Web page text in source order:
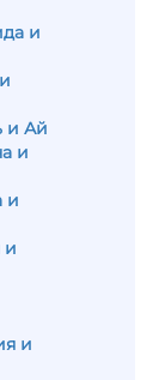
и
и Ай
и
и
и
и